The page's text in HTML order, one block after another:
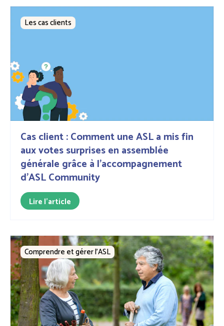
Cas client : Comment une ASL a mis fin
aux votes surprises en assemblée
générale grâce à l'accompagnement
d'ASL Community
Les cas clients
Lire l'article
Comprendre et gérer l’ASL